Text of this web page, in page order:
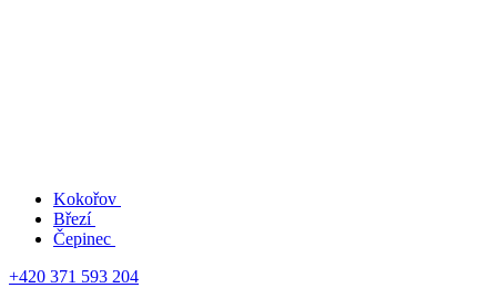
Kokořov
Březí
Čepinec
+420 371 593 204